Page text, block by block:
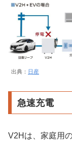
出典： 日産
急速充電
V2Hは、家庭用